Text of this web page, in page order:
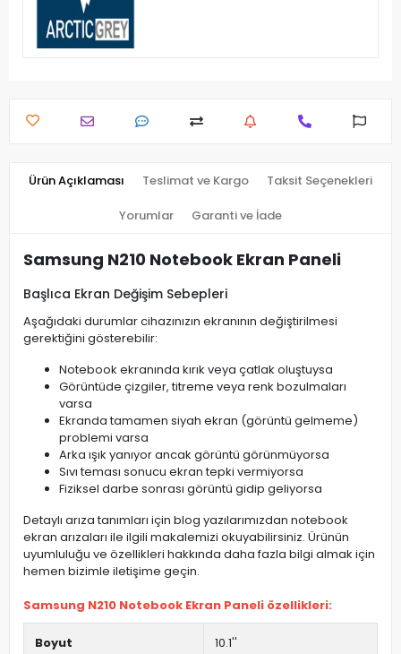
Ürün Açıklaması Teslimat ve Kargo Taksit Seçenekleri
Yorumlar Garanti ve İade
Samsung N210 Notebook Ekran Paneli
Başlıca Ekran Değişim Sebepleri
Aşağıdaki durumlar cihazınızın ekranının değiştirilmesi
gerektiğini gösterebilir:
Notebook ekranında kırık veya çatlak oluştuysa
Görüntüde çizgiler, titreme veya renk bozulmaları
varsa
Ekranda tamamen siyah ekran (görüntü gelmeme)
problemi varsa
Arka ışık yanıyor ancak görüntü görünmüyorsa
Sıvı teması sonucu ekran tepki vermiyorsa
Fiziksel darbe sonrası görüntü gidip geliyorsa
Detaylı arıza tanımları için blog yazılarımızdan notebook
ekran arızaları ile ilgili makalemizi okuyabilirsiniz. Ürünün
uyumluluğu ve özellikleri hakkında daha fazla bilgi almak için
hemen bizimle iletişime geçin.
Samsung N210 Notebook Ekran Paneli özellikleri:
Boyut 10.1''